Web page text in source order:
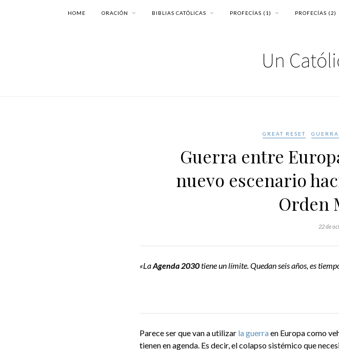
HOME ORACIÓN BIBLIAS CATÓLICAS PROFECÍAS (1) PROFECÍAS (2)
GREAT RESET GUERRA
Guerra entre
nuevo escenario
Orden
22 de
«LaAgenda 2030tiene un límite. Quedan seis años, es
Parece ser que van a utilizar la guerraen Europa como
tienen en agenda. Es decir, el colapso sistémico que